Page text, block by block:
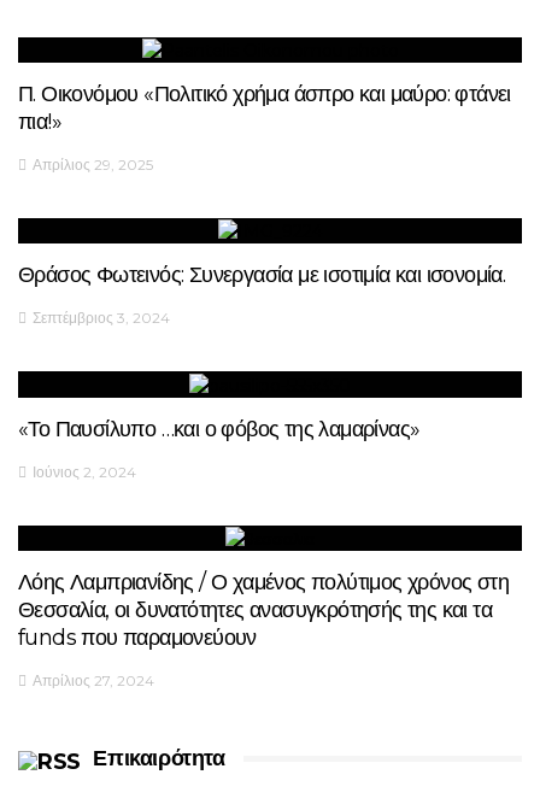
Π. Οικονόμου «Πολιτικό χρήμα άσπρο και μαύρο: φτάνει
πια!»
Απρίλιος 29, 2025
Θράσος Φωτεινός: Συνεργασία με ισοτιμία και ισονομία.
Σεπτέμβριος 3, 2024
«Το Παυσίλυπο …και ο φόβος της λαμαρίνας»
Ιούνιος 2, 2024
Λόης Λαμπριανίδης / Ο χαμένος πολύτιμος χρόνος στη
Θεσσαλία, οι δυνατότητες ανασυγκρότησής της και τα
funds που παραμονεύουν
Απρίλιος 27, 2024
Επικαιρότητα